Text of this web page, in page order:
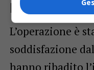
La risposta
L’operazione è
soddisfazione
hanno ribadito